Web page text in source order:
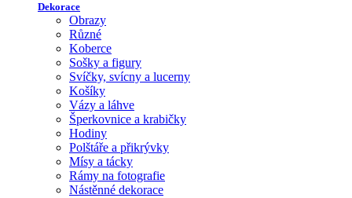
Dekorace
Obrazy
Různé
Koberce
Sošky a figury
Svíčky, svícny a lucerny
Košíky
Vázy a láhve
Šperkovnice a krabičky
Hodiny
Polštáře a přikrývky
Mísy a tácky
Rámy na fotografie
Nástěnné dekorace